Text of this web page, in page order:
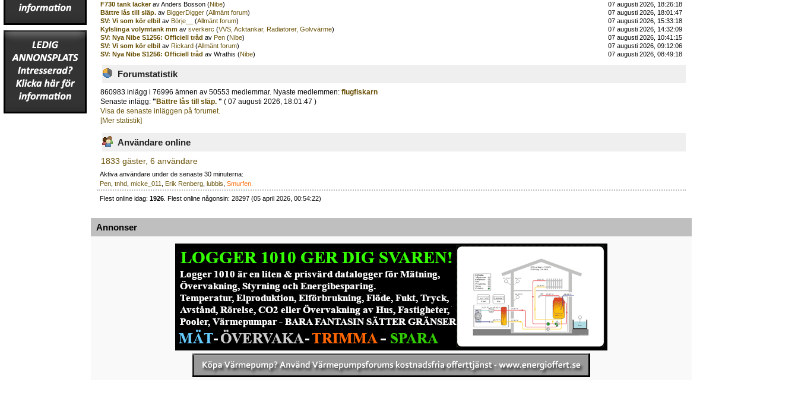
F730 tank läckerav Anders Bosson (Nibe)
07 augusti 2026, 18:26:18
Bättre lås till släp. av BiggerDigger(Allmänt forum)
07 augusti 2026, 18:01:47
SV: Vi som kör elbilav Börje__ (Allmänt forum)
07 augusti 2026, 15:33:18
Kylslinga volymtank mmav sverkerc (VVS, Acktankar, Radiatorer, Golvvärme)
07 augusti 2026, 14:32:09
SV: Nya Nibe S1256: Officiell tråd av Pen(Nibe)
07 augusti 2026, 10:41:15
SV: Vi som kör elbilav Rickard(Allmänt forum)
07 augusti 2026, 09:12:06
SV: Nya Nibe S1256: Officiell tråd av Wrathis (Nibe) 07 augusti 2026, 08:49:18
Forumstatistik
860983 inlägg i 76996 ämnen av 50553 medlemmar. Nyaste medlemmen:flugfiskarn
Senaste inlägg:" Bättre lås till släp." ( 07 augusti 2026, 18:01:47 )
Visa de senaste inläggen på forumet.
[Mer statistik]
Användare online
1833 gäster, 6 användare
Aktiva användare under de senaste 30 minuterna:
Pen ,tnhd ,micke_011 ,Erik Renberg ,lubbis ,Smurfen.
Flest online idag:1926 . Flest online någonsin: 28297 (05 april 2026, 00:54:22)
Annonser